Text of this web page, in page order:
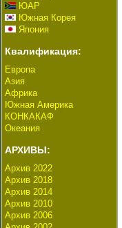
ЮАР
Южная Корея
Япония
Квалификация:
Европа
Азия
Африка
Южная Америка
КОНКАКАФ
Океания
АРХИВЫ:
Архив 2022
Архив 2018
Архив 2014
Архив 2010
Архив 2006